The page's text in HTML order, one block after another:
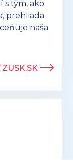
s tým, ako
prehliada
naša